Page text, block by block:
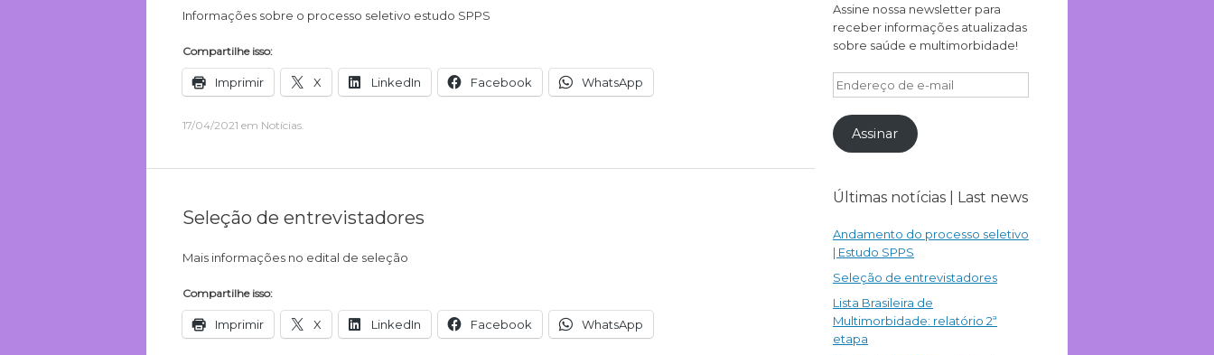
Informações sobre o processo seletivo estudo SPPS
Compartilhe isso:
Imprimir X LinkedIn Facebook WhatsApp
17/04/2021 em Notícias.
Seleção de entrevistadores
Mais informações no edital de seleção
Compartilhe isso:
Imprimir X LinkedIn Facebook WhatsApp
Assine nossa newsletter para
receber informações atualizadas
sobre saúde e multimorbidade!
Endereço
de
e-
mailAssinar
Últimas notícias | Last news
Andamento do processo seletivo
| Estudo SPPS
Seleção de entrevistadores
Lista Brasileira de
Multimorbidade: relatório 2ª
etapa